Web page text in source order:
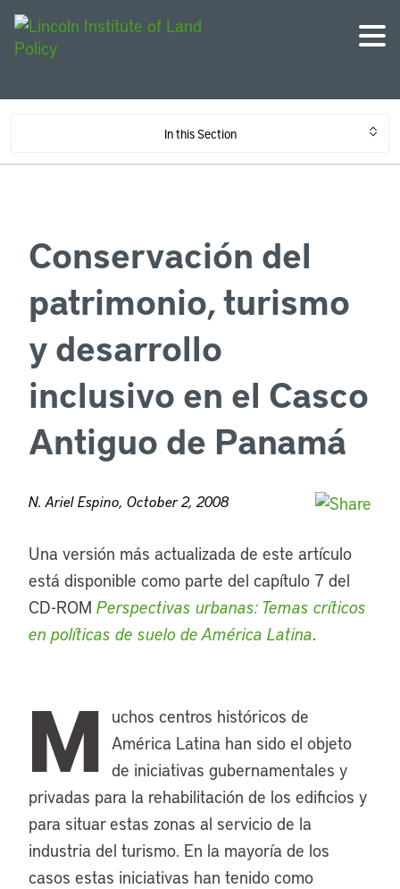
In this Section
Conservación del
patrimonio, turismo
y desarrollo
inclusivo en el Casco
Antiguo de Panamá
N. Ariel Espino, October 2, 2008
Una versión más actualizada de este artículo
está disponible como parte del capítulo 7 del
CD-ROM Perspectivas urbanas: Temas críticos
en políticas de suelo de América Latina.
M uchos centros históricos de
América Latina han sido el objeto
de iniciativas gubernamentales y
privadas para la rehabilitación de los edificios y
para situar estas zonas al servicio de la
industria del turismo. En la mayoría de los
casos estas iniciativas han tenido como